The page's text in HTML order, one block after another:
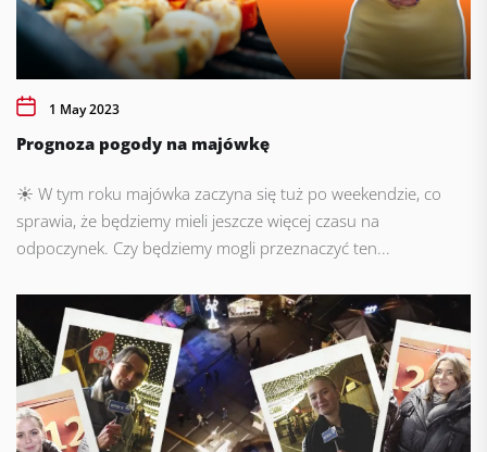
1 May 2023
Prognoza pogody na majówkę
☀️ W tym roku majówka zaczyna się tuż po weekendzie, co
sprawia, że będziemy mieli jeszcze więcej czasu na
odpoczynek. Czy będziemy mogli przeznaczyć ten...